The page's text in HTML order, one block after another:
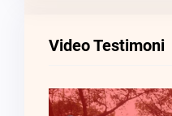
Video Testimoni